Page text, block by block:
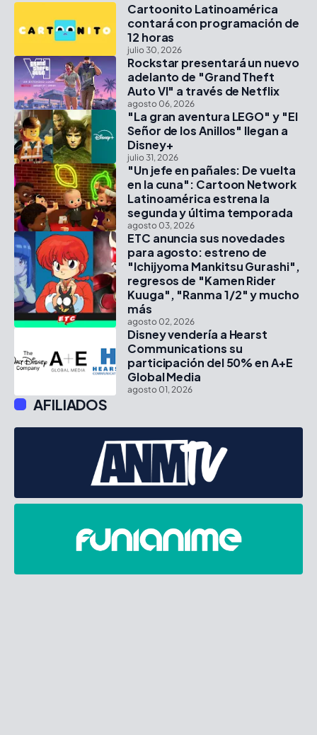
Cartoonito Latinoamérica
contará con programación de
12 horas
julio 30, 2026
Rockstar presentará un nuevo
adelanto de "Grand Theft
Auto VI" a través de Netflix
agosto 06, 2026
"La gran aventura LEGO" y "El
Señor de los Anillos" llegan a
Disney+
julio 31, 2026
"Un jefe en pañales: De vuelta
en la cuna": Cartoon Network
Latinoamérica estrena la
segunda y última temporada
agosto 03, 2026
ETC anuncia sus novedades
para agosto: estreno de
"Ichijyoma Mankitsu Gurashi",
regresos de "Kamen Rider
Kuuga", "Ranma 1/2" y mucho
más
agosto 02, 2026
Disney vendería a Hearst
Communications su
participación del 50% en A+E
Global Media
agosto 01, 2026
AFILIADOS